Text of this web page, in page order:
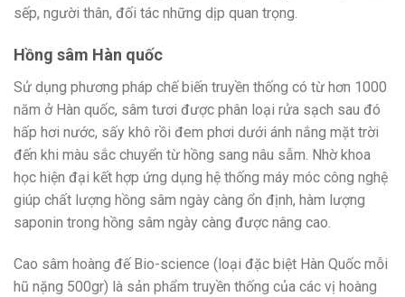
sếp, người thân, đối tác những dịp quan trọng.
Hồng sâm Hàn quốc
Sử dụng phương pháp chế biến truyền thống có từ hơn 1000
năm ở Hàn quốc, sâm tươi được phân loại rửa sạch sau đó
hấp hơi nước, sấy khô rồi đem phơi dưới ánh nắng mặt trời
đến khi màu sắc chuyển từ hồng sang nâu sẫm. Nhờ khoa
học hiện đại kết hợp ứng dụng hệ thống máy móc công nghệ
giúp chất lượng hồng sâm ngày càng ổn định, hàm lượng
saponin trong hồng sâm ngày càng được nâng cao.
Cao sâm hoàng đế Bio-science (loại đặc biệt Hàn Quốc mỗi
hũ nặng 500gr) là sản phẩm truyền thống của các vị hoàng